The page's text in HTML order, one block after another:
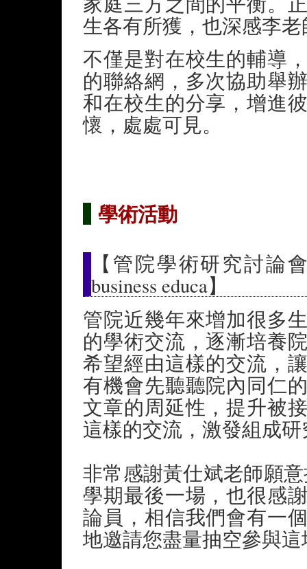
生各有所獲，也深感李
不僅是對在校生的輔導
的聯絡網，多次協助舉
和在校生的分享，增進
懷，處處可見。
學術活動
【管院學術研究討論
business educa】
管院近幾年來增加很多
的學術交流，逐漸培養
希望經由這樣的交流，
有機會先聽聽院內同仁
文章的周延性，提升被
這樣的交流，激發組成
非常感謝黃仕斌老師願
學期最後一場，也很感
論員，相信我們會有一
地邀請您盡量抽空參與